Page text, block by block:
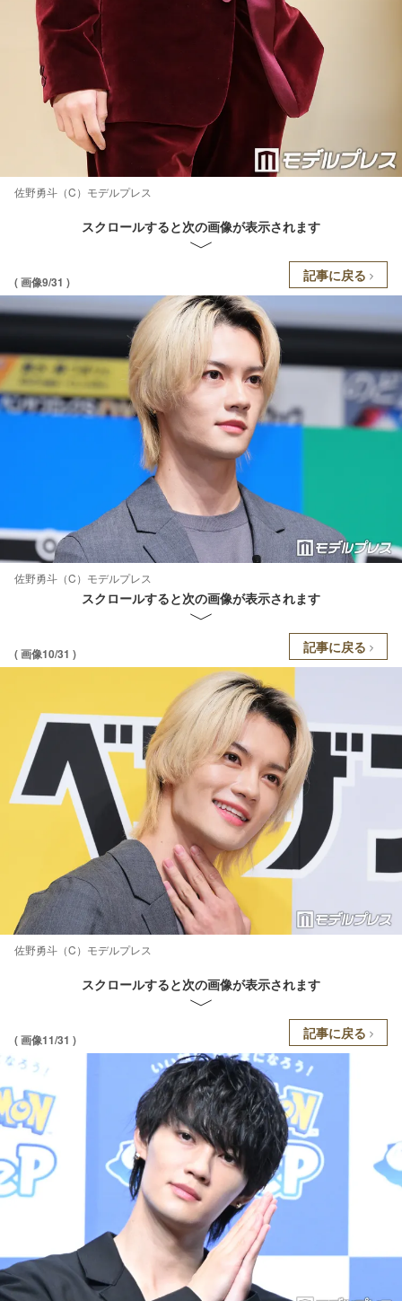
佐野勇斗（C）モデルプレス
スクロールすると次の画像が表示されます
( 画像9/31 ) 記事に戻る
佐野勇斗（C）モデルプレス
スクロールすると次の画像が表示されます
( 画像10/31 ) 記事に戻る
佐野勇斗（C）モデルプレス
スクロールすると次の画像が表示されます
( 画像11/31 ) 記事に戻る